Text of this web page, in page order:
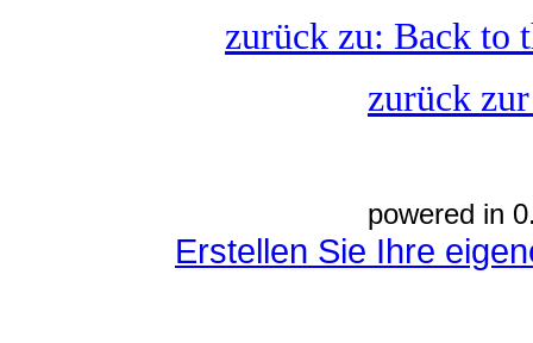
zurück zu: Back to
zurück
powered in
Erstellen Sie Ihre